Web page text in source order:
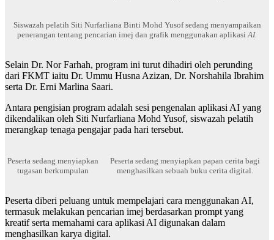
Siswazah pelatih Siti Nurfarliana Binti Mohd Yusof sedang menyampaikan
penerangan tentang pencarian imej dan grafik menggunakan aplikasiAI.
Selain Dr. Nor Farhah, program ini turut dihadiri oleh perunding
dari FKMT iaitu Dr. Ummu Husna Azizan, Dr. Norshahila Ibrahim
serta Dr. Erni Marlina Saari.
Antara pengisian program adalah sesi pengenalan aplikasi AI yang
dikendalikan oleh Siti Nurfarliana Mohd Yusof, siswazah pelatih
merangkap tenaga pengajar pada hari tersebut.
Peserta sedang menyiapkan
tugasan berkumpulan
Peserta sedang menyiapkan papan cerita bagi
menghasilkan sebuah buku cerita digital.
Peserta diberi peluang untuk mempelajari cara menggunakan AI,
termasuk melakukan pencarian imej berdasarkan prompt yang
kreatif serta memahami cara aplikasi AI digunakan dalam
menghasilkan karya digital.